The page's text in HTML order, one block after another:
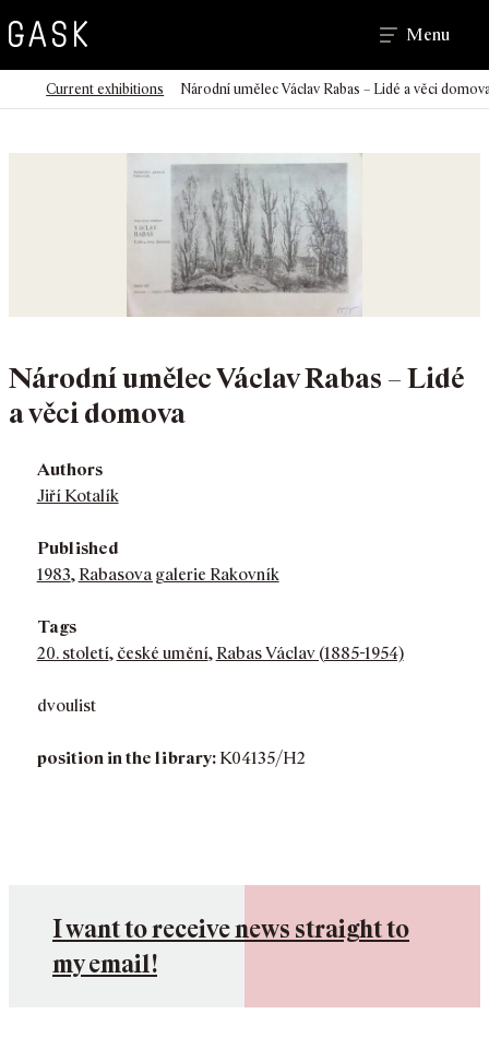
Search
Menu
Homepage
Current exhibitions Národní umělec Václav Rabas – Lidé a věci
Národní umělec Václav Rabas – Lidé
a věci domova
Authors
Jiří Kotalík
Published
1983, Rabasova galerie Rakovník
Tags
20. století, české umění, Rabas Václav (1885-1954)
dvoulist
position in the library:K04135/H2
I want to receive news straight to
my email!